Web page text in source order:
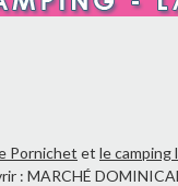
Pornichet et le camping
: MARCHÉ